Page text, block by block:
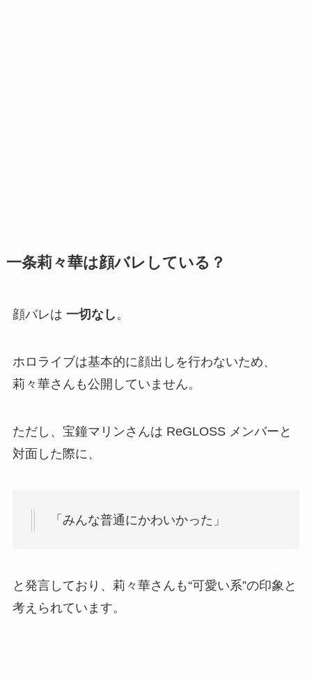
一条莉々華は顔バレしている？
顔バレは 一切なし。
ホロライブは基本的に顔出しを行わないため、
莉々華さんも公開していません。
ただし、宝鐘マリンさんは ReGLOSS メンバーと
対面した際に、
「みんな普通にかわいかった」
と発言しており、莉々華さんも“可愛い系”の印象と
考えられています。